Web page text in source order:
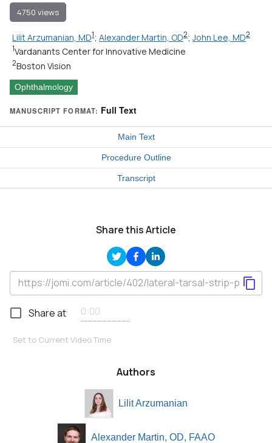
4750 views
Lilit Arzumanian, MD1; Alexander Martin, OD2;John Lee, MD2
1Vardanants Center for Innovative Medicine
2Boston Vision
Ophthalmology
MANUSCRIPT FORMAT: Full Text
Main Text
Procedure Outline
Transcript
Share this Article
Share at
Set to Current Video Time
Authors
Lilit Arzumanian
Alexander Martin, OD, FAAO